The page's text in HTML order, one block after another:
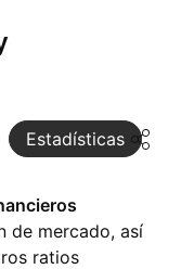
Estadísticas
de mercado, así
ratios